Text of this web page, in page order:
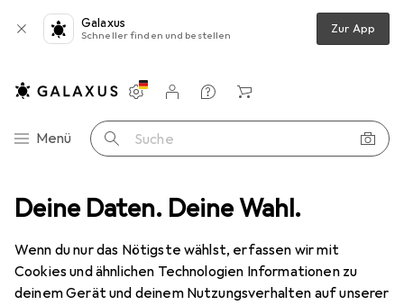
Deine Daten. Deine Wahl.
Wenn du nur das Nötigste wählst, erfassen wir mit
Cookies und ähnlichen Technologien Informationen zu
deinem Gerät und deinem Nutzungsverhalten auf unserer
Galaxus
Schneller finden und bestellen Zur App
Navigation nach Kategorien
Menü Suche
Einstellungen
Kundenkonto
Vergleichslisten
Merklisten
Warenkorb
Luftkühlung Wärmeleitpaste Noctua NT-H1 Wärmeleitpaste
8 Bilder